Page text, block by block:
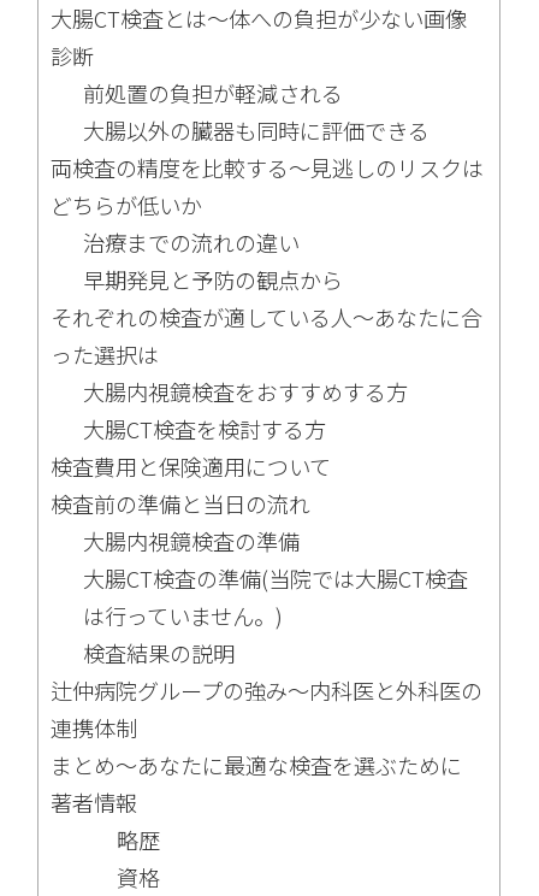
大腸CT検査とは〜体への負担が少ない画像
診断
前処置の負担が軽減される
大腸以外の臓器も同時に評価できる
両検査の精度を比較する〜見逃しのリスクは
どちらが低いか
治療までの流れの違い
早期発見と予防の観点から
それぞれの検査が適している人〜あなたに合
った選択は
大腸内視鏡検査をおすすめする方
大腸CT検査を検討する方
検査費用と保険適用について
検査前の準備と当日の流れ
大腸内視鏡検査の準備
大腸CT検査の準備(当院では大腸CT検査
は行っていません。)
検査結果の説明
辻仲病院グループの強み〜内科医と外科医の
連携体制
まとめ〜あなたに最適な検査を選ぶために
著者情報
略歴
資格